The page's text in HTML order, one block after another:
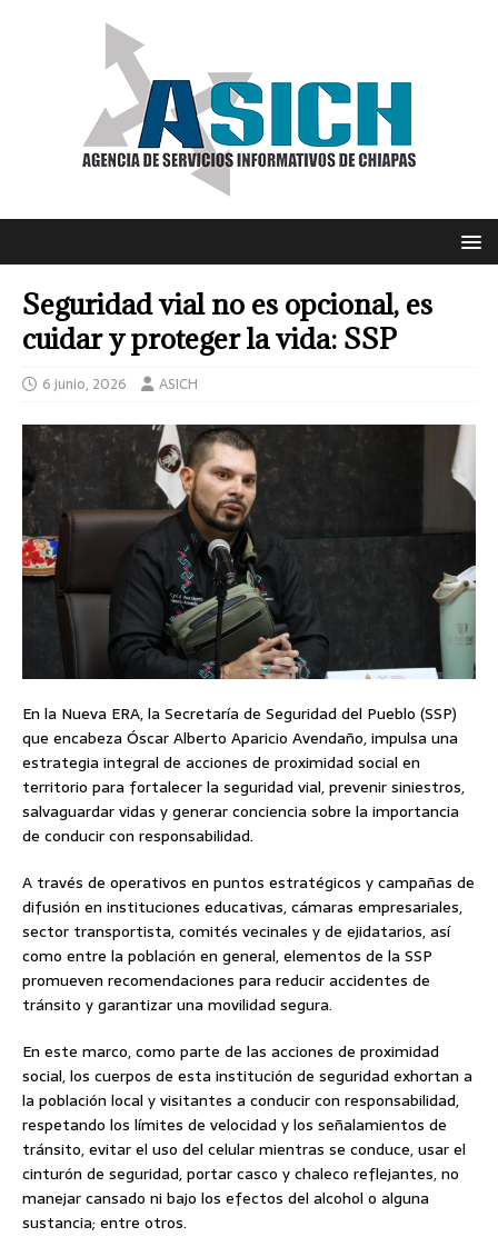
Seguridad vial no es opcional, es
cuidar y proteger la vida: SSP
6 junio, 2026 ASICH
En la Nueva ERA, la Secretaría de Seguridad del Pueblo (SSP)
que encabeza Óscar Alberto Aparicio Avendaño, impulsa una
estrategia integral de acciones de proximidad social en
territorio para fortalecer la seguridad vial, prevenir siniestros,
salvaguardar vidas y generar conciencia sobre la importancia
de conducir con responsabilidad.
A través de operativos en puntos estratégicos y campañas de
difusión en instituciones educativas, cámaras empresariales,
sector transportista, comités vecinales y de ejidatarios, así
como entre la población en general, elementos de la SSP
promueven recomendaciones para reducir accidentes de
tránsito y garantizar una movilidad segura.
En este marco, como parte de las acciones de proximidad
social, los cuerpos de esta institución de seguridad exhortan a
la población local y visitantes a conducir con responsabilidad,
respetando los límites de velocidad y los señalamientos de
tránsito, evitar el uso del celular mientras se conduce, usar el
cinturón de seguridad, portar casco y chaleco reflejantes, no
manejar cansado ni bajo los efectos del alcohol o alguna
sustancia; entre otros.